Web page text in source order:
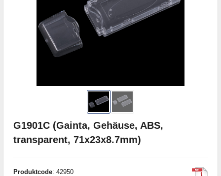
G1901C (Gainta, Gehäuse, ABS,
transparent, 71x23x8.7mm)
Produktcode: 42950